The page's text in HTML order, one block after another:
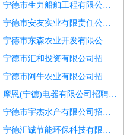
宁德市生力船舶工程有限公司招聘营销总监
宁德市安友实业有限责任公司招聘总监理工程师
宁德市东森农业开发有限公司招聘工程总监
宁德市汇和投资有限公司招聘企划总监
宁德市阿牛农业有限公司招聘水运工程监理总监
摩恩(宁德)电器有限公司招聘安全总监经理
宁德市宇杰水产有限公司招聘分公司模具设计带头人经理总监专家
宁德汇诚节能环保科技有限公司招聘研发总监